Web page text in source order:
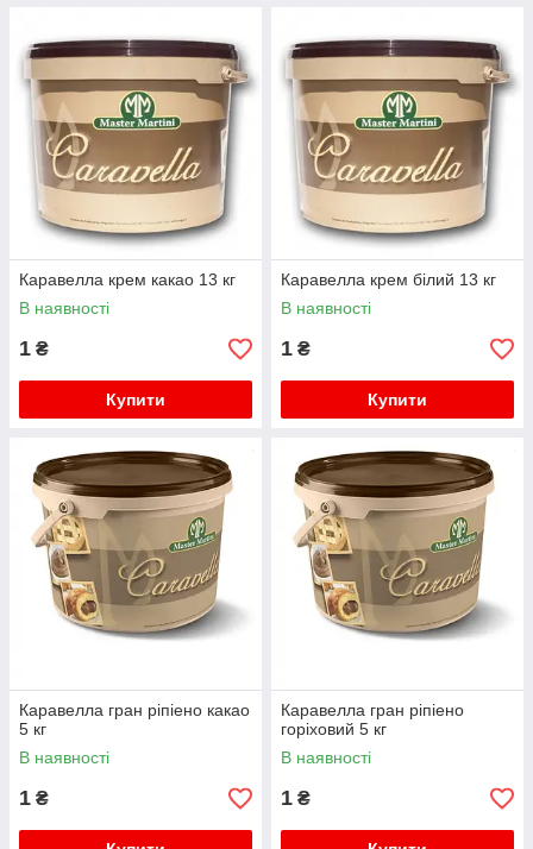
Каравелла крем какао 13 кг
В наявності
1 ₴
Купити
Каравелла крем білий 13 кг
В наявності
1 ₴
Купити
Каравелла гран ріпіено какао
5 кг
В наявності
1 ₴
Каравелла гран ріпіено
горіховий 5 кг
В наявності
1 ₴